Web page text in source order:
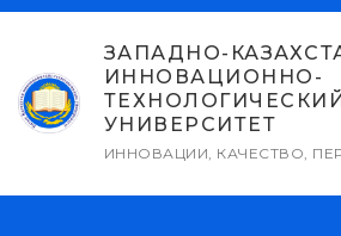
Перейти
содержимому
ЗАПАДНО-
ИННОВАЦИОННО-
УНИВЕРСИТЕТ
ИННОВАЦИИ, КАЧЕСТВО,